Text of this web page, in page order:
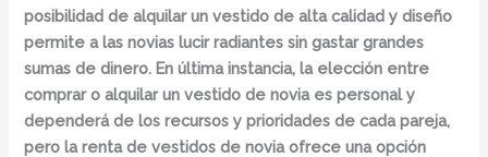
posibilidad de alquilar un vestido de alta calidad y diseño
permite a las novias lucir radiantes sin gastar grandes
sumas de dinero. En última instancia, la elección entre
comprar o alquilar un vestido de novia es personal y
dependerá de los recursos y prioridades de cada pareja,
pero la renta de vestidos de novia ofrece una opción